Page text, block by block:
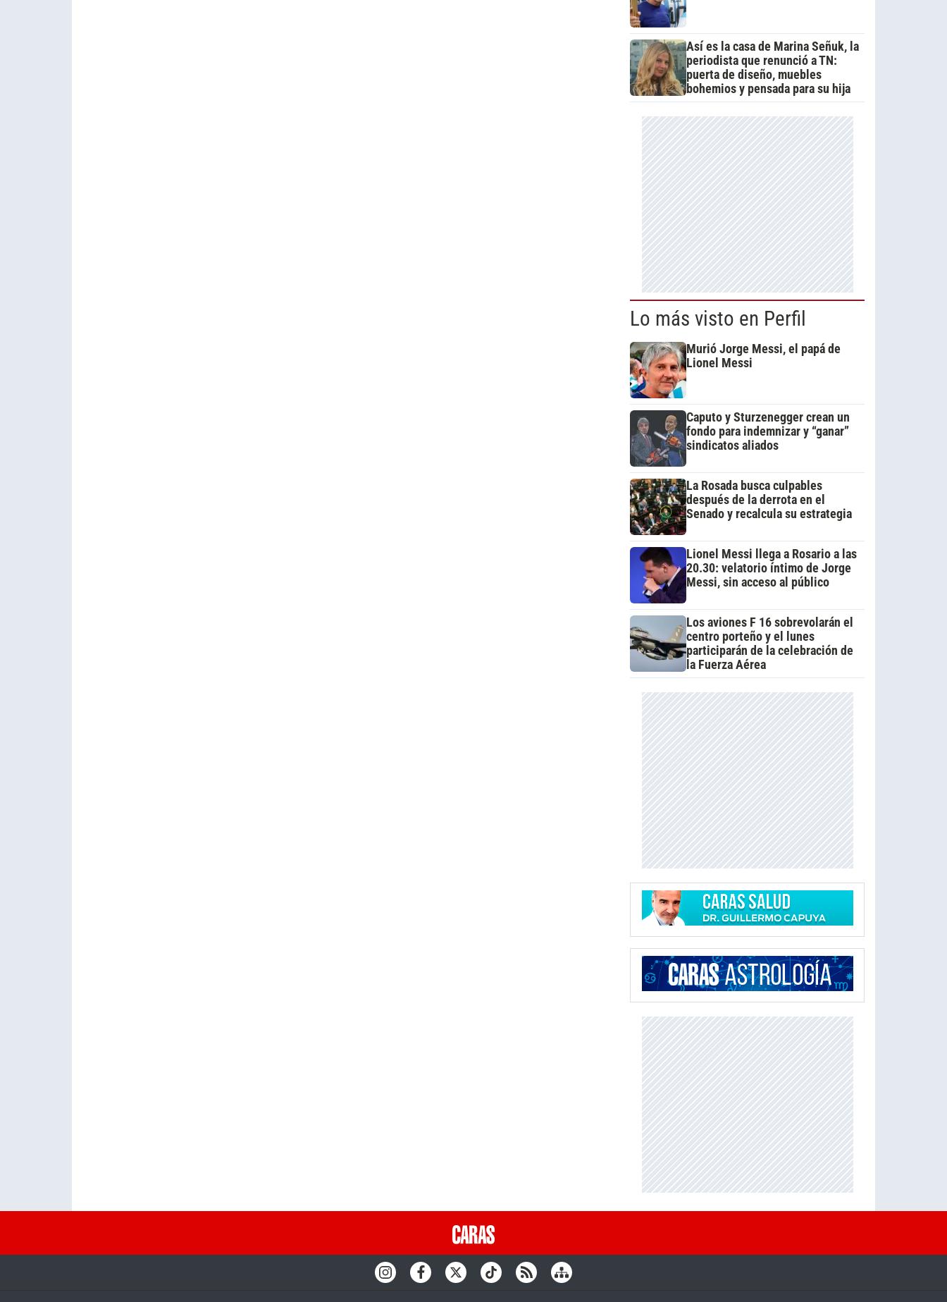
Así es la casa de Marina Señuk, la
periodista que renunció a TN:
puerta de diseño, muebles
bohemios y pensada para su hija
Lo más visto en Perfil
Murió Jorge Messi, el papá de
Lionel Messi
Caputo y Sturzenegger crean un
fondo para indemnizar y “ganar”
sindicatos aliados
La Rosada busca culpables
después de la derrota en el
Senado y recalcula su estrategia
Lionel Messi llega a Rosario a las
20.30: velatorio íntimo de Jorge
Messi, sin acceso al público
Los aviones F 16 sobrevolarán el
centro porteño y el lunes
participarán de la celebración de
la Fuerza Aérea